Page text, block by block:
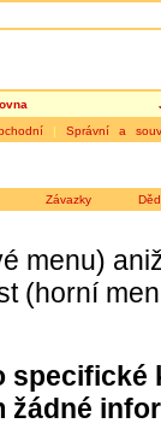
| Správní a
Závazky
menu)
(horní
specifické
žádné